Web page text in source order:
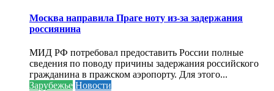
Москва направила Праге ноту из-за задержания
россиянина
МИД РФ потребовал предоставить России полные
сведения по поводу причины задержания российского
гражданина в пражском аэропорту. Для этого...
Зарубежье Новости